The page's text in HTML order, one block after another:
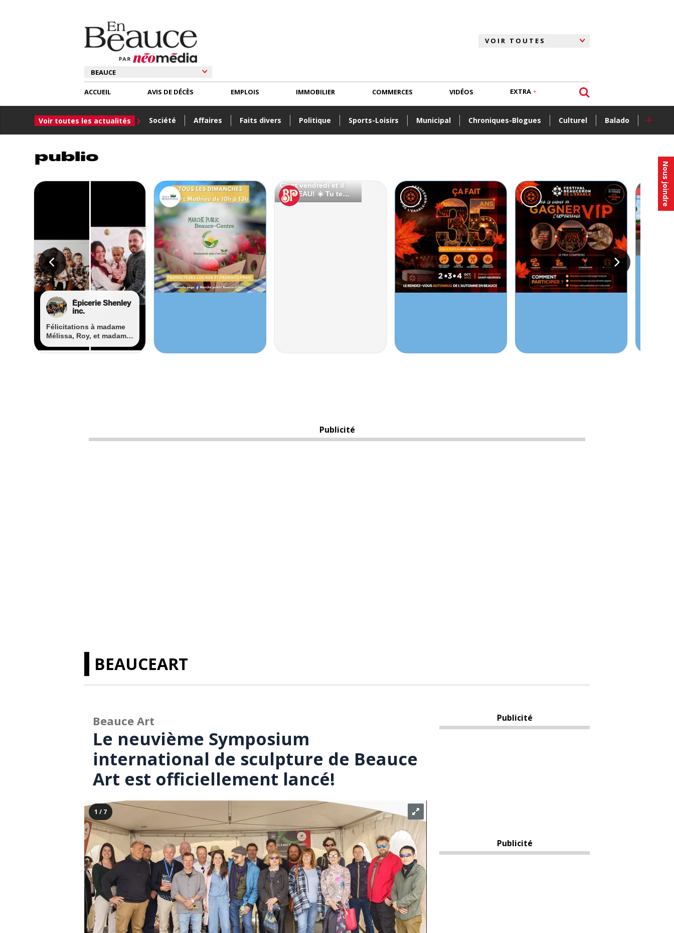
Nous joindre
ACCUEIL
Voir toutes les actualités Société Affaires Faits divers Politique Sports-Loisirs Municipal Chroniques-Blogues Culturel Balado +
AVIS DE DÉCÈS EMPLOIS IMMOBILIER COMMERCES VIDÉOS EXTRA
Publicité
BEAUCEART
Beauce Art
Le neuvième Symposium
international de sculpture de Beauce
Art est officiellement lancé!
1 / 7
Publicité
Publicité